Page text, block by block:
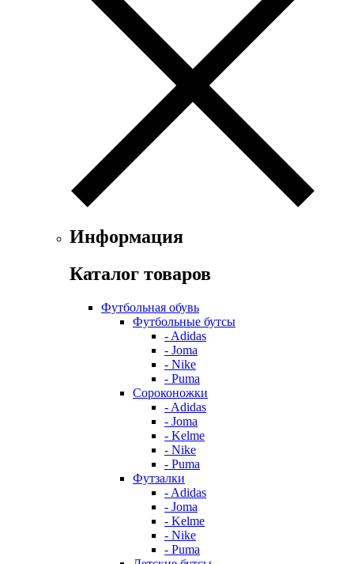
Информация
Каталог товаров
Футбольная обувь
Футбольные бутсы
- Adidas
- Joma
- Nike
- Puma
Сороконожки
- Adidas
- Joma
- Kelme
- Nike
- Puma
Футзалки
- Adidas
- Joma
- Kelme
- Nike
- Puma